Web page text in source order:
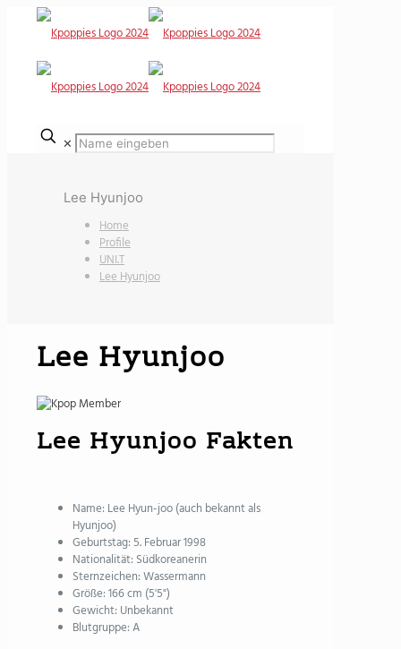
✕
Lee Hyunjoo
Home
Profile
UNI.T
Lee Hyunjoo
Lee Hyunjoo
Lee Hyunjoo Fakten
Name: Lee Hyun-joo (auch bekannt als
Hyunjoo)
Geburtstag: 5. Februar 1998
Nationalität: Südkoreanerin
Sternzeichen: Wassermann
Größe: 166 cm (5'5")
Gewicht: Unbekannt
Blutgruppe: A